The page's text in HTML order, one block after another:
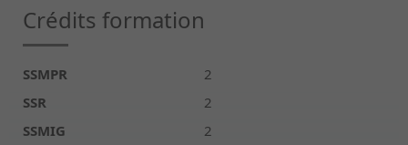
Crédits formation
SSMPR
2
SSR
2
SSMIG
2